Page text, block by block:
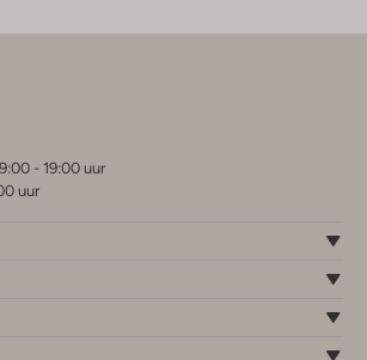
- 19:00 uur
uur